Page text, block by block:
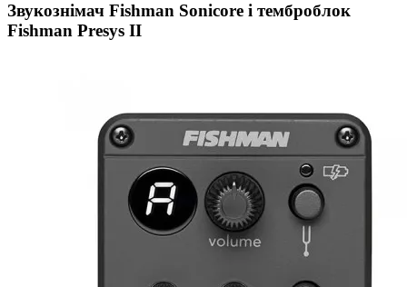
Звукознімач Fishman Sonicore і темброблок
Fishman Presys II